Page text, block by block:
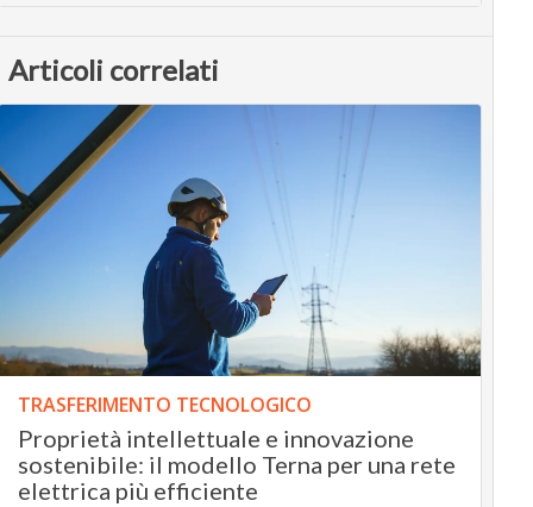
Articoli correlati
TRASFERIMENTO TECNOLOGICO
Proprietà intellettuale e innovazione
sostenibile: il modello Terna per una rete
elettrica più efficiente